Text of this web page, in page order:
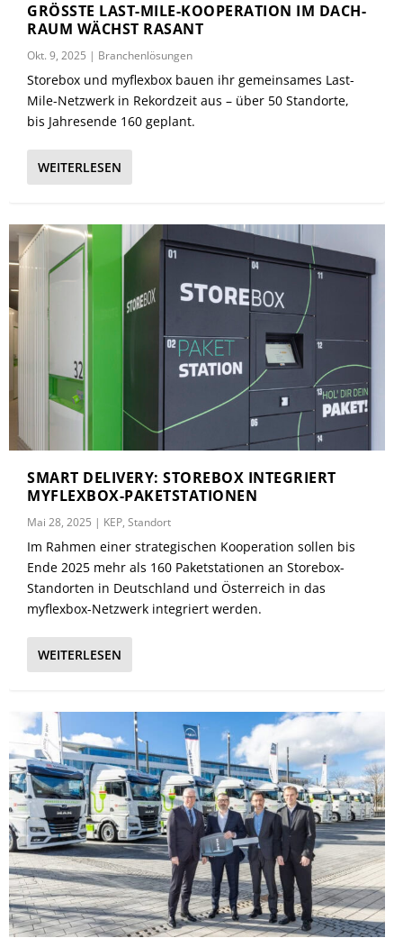
GRÖSSTE LAST-MILE-KOOPERATION IM DACH-R
AUM WÄCHST RASANT
Okt. 9, 2025 | Branchenlösungen
Storebox und myflexbox bauen ihr gemeinsames Last-
Mile-Netzwerk in Rekordzeit aus – über 50 Standorte,
bis Jahresende 160 geplant.
WEITERLESEN
SMART DELIVERY: STOREBOX INTEGRIERT
MYFLEXBOX-PAKETSTATIONEN
Mai 28, 2025 | KEP,Standort
Im Rahmen einer strategischen Kooperation sollen bis
Ende 2025 mehr als 160 Paketstationen an Storebox-
Standorten in Deutschland und Österreich in das
myflexbox-Netzwerk integriert werden.
WEITERLESEN